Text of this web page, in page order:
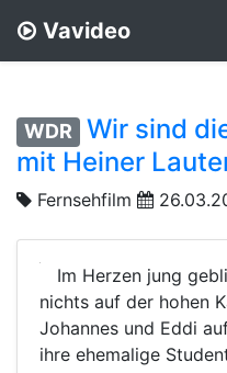
Vavideo
WDR
Wir sind
mit Heiner
Fernsehfilm
Im Herzen jung
nichts auf der hohen
Johannes und Eddi
ihre ehemalige